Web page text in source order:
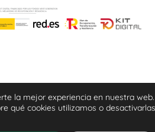
la mejor experiencia en nuestra web.
qué cookies utilizamos o